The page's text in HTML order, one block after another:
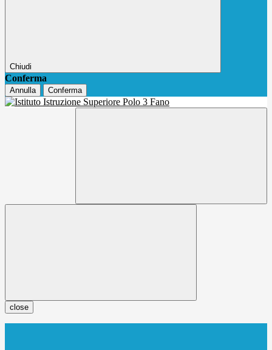
Chiudi
Conferma
Annulla Conferma
close